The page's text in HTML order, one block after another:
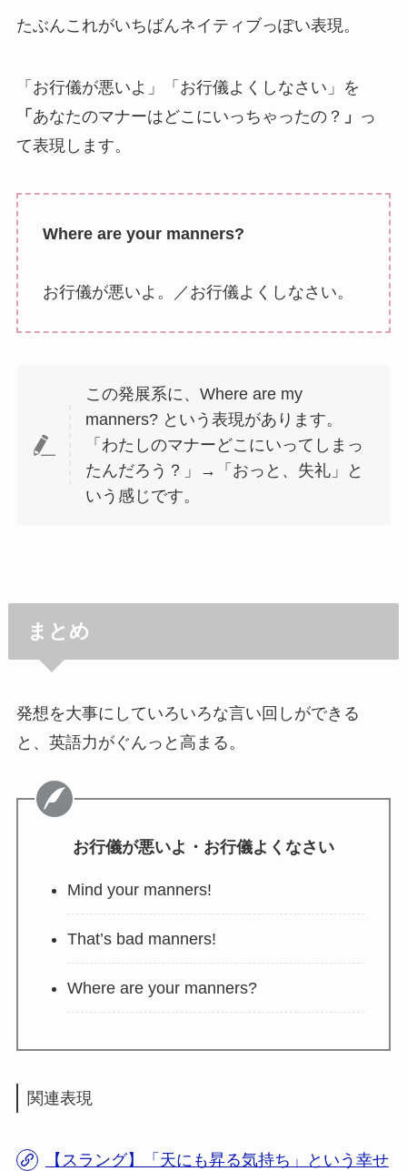
たぶんこれがいちばんネイティブっぽい表現。
「お行儀が悪いよ」「お行儀よくしなさい」を
「 あなたのマナーはどこにいっちゃったの？ 」 っ
て表現します。
Where are your manners?
お行儀が悪いよ。／お行儀よくしなさい。
この発展系に、Where are my
manners? という表現があります。
「わたしのマナーどこにいってしまっ
たんだろう？」→「おっと、失礼」と
いう感じです。
まとめ
発想を大事にしていろいろな言い回しができる
と、英語力がぐんっと高まる。
お行儀が悪いよ・お行儀よくなさい
Mind your manners!
That’s bad manners!
Where are your manners?
関連表現
【スラング】「天にも昇る気持ち」という幸せ